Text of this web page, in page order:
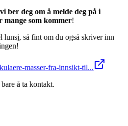
ber deg om å melde deg på i
mange som kommer!
lunsj, så fint om du også skriver inn
masser-fra-innsikt-til...
å ta kontakt.